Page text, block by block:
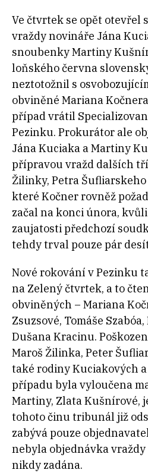
Ve čtvrtek se opět otevřel
vraždy novináře Jána
snoubenky Martiny
loňského června
neztotožnil s
obviněné Mariana
případ vrátil
Pezinku. Prokurátor ale
Jána Kuciaka a Martiny
přípravou vražd dalších
Žilinky, Petra Šufliarskeho
které Kočner rovněž
začal na konci února,
zaujatosti předchozí
tehdy trval pouze pár
Nové rokování v Pezinku
na Zelený čtvrtek, a to
obviněných – Mariana
Zsuzsové, Tomáše
Dušana Kracinu.
Maroš Žilinka, Peter
také rodiny Kuciakových
případu byla vyloučena
Martiny, Zlata Kušnírové,
tohoto činu tribunál již
zabývá pouze
nebyla objednávka
nikdy zadána.